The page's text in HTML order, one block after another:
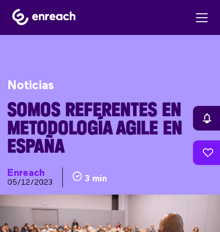
Noticias
SOMOS REFERENTES EN
METODOLOGÍA AGILE EN
ESPAÑA
Enreach
05/12/2023 3 min